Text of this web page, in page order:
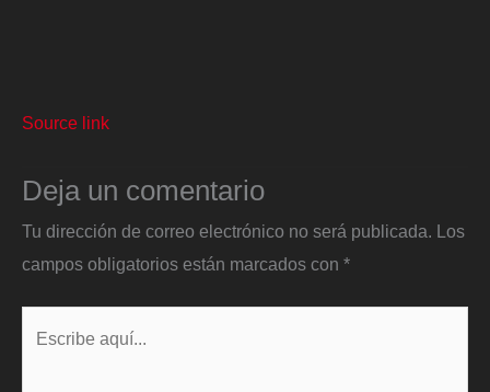
Source link
Deja un comentario
Tu dirección de correo electrónico no será publicada. Los
campos obligatorios están marcados con *